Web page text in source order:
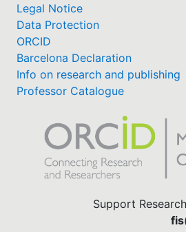
Legal Notice
Data Protection
ORCID
Barcelona Declaration
Info on research and publishing
Professor Catalogue
Support